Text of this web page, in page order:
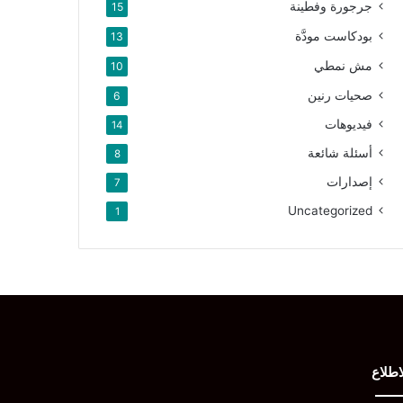
جرجورة وفطينة 15
بودكاست مودَّة 13
مش نمطي 10
صحيات رنين 6
فيديوهات 14
أسئلة شائعة 8
إصدارات 7
Uncategorized
1